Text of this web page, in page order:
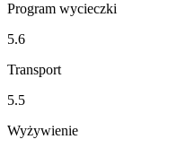
Program wycieczki
5.6
Transport
5.5
Wyżywienie